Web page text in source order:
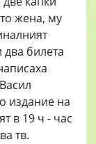
жена, му
билета
издание на
в 19 ч - час
тв.